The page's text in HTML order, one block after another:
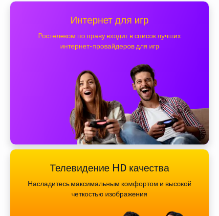
Интернет для игр
Ростелеком по праву входит в список лучших
интернет-провайдеров для игр
Телевидение HD качества
Насладитесь максимальным комфортом и высокой
четкостью изображения